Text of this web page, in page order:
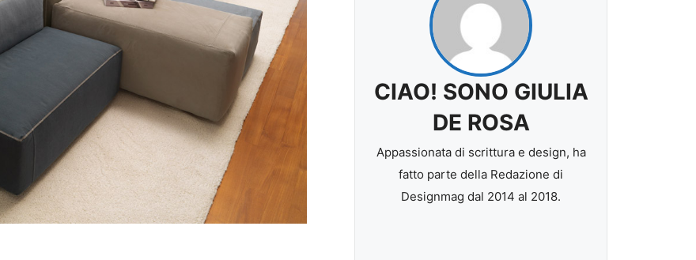
CIAO! SONO GIULIA
DE ROSA
Appassionata di scrittura e design, ha
fatto parte della Redazione di
Designmag dal 2014 al 2018.